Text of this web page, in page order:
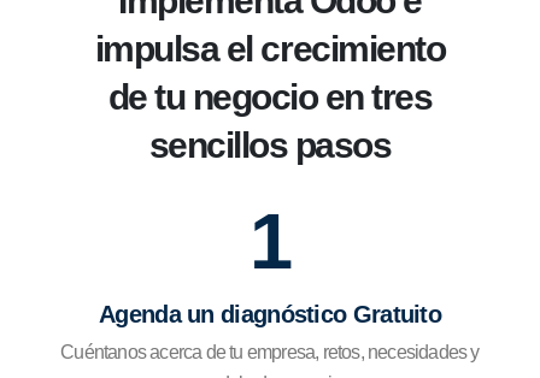
impulsa el crecimiento
de tu negocio en tres
sencillos pasos
1
Agenda un diagnóstico Gratuito
Cuéntanos acerca de tu empresa, retos, necesidades y